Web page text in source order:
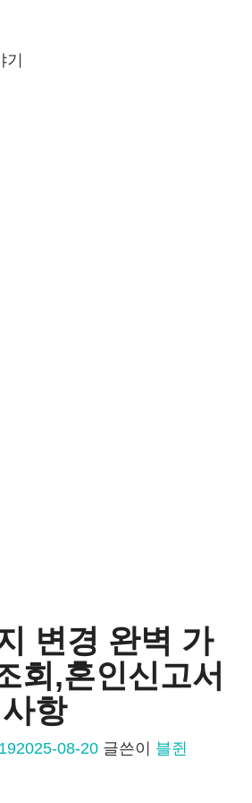
기
변경 완벽 가
회,혼인신고서
항
2025-08-20 글쓴이 블쥔